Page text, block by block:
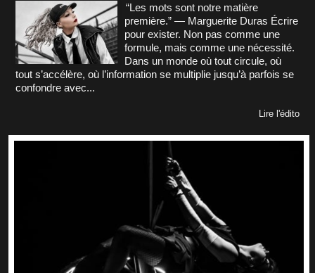
“Les mots sont notre matière
première.” — Marguerite Duras Écrire
pour exister. Non pas comme une
formule, mais comme une nécessité.
Dans un monde où tout circule, où
tout s’accélère, où l’information se multiplie jusqu’à parfois se
confondre avec...
Lire l'édito